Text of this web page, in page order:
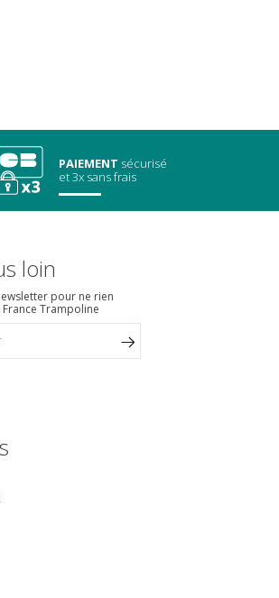
PAIEMENT sécurisé
et 3x sans frais
loin
pour ne rien
Trampoline